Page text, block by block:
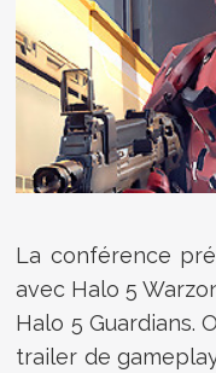
La conférence
avec Halo 5
Halo 5 Guardians.
trailer de